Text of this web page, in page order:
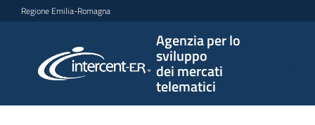
Vai al contenuto
Vai alla navigazione
Vai al footer
Regione Emilia-Romagna
Agenzia per lo
sviluppo
dei mercati
telematici
per lo
sviluppo